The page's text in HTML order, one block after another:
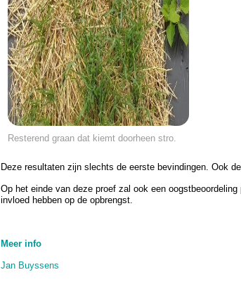
Resterend graan dat kiemt doorheen stro.
Deze resultaten zijn slechts de eerste bevindingen. Ook
Op het einde van deze proef zal ook een
invloed hebben op de opbrengst.
Meer info
Jan Buyssens